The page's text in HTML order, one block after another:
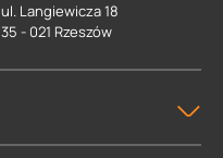
ul. Langiewicza 18
35 - 021 Rzeszów